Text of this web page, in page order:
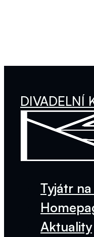
DIVADELNÍ
Tyjátr
Aktuality